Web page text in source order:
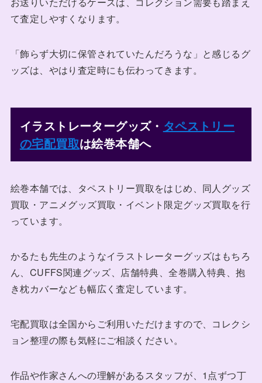
て査定しやすくなります。
「飾らず大切に保管されていたんだろうな」と感じるグ
ッズは、やはり査定時にも伝わってきます。
イラストレーターグッズ・ タペストリー
の宅配買取は絵巻本舗へ
絵巻本舗では、タペストリー買取をはじめ、同人グッズ
買取・アニメグッズ買取・イベント限定グッズ買取を行
っています。
かるたも先生のようなイラストレーターグッズはもちろ
ん、CUFFS関連グッズ、店舗特典、全巻購入特典、抱
き枕カバーなども幅広く査定しています。
宅配買取は全国からご利用いただけますので、コレクシ
ョン整理の際も気軽にご相談ください。
作品や作家さんへの理解があるスタッフが、1点ずつ丁